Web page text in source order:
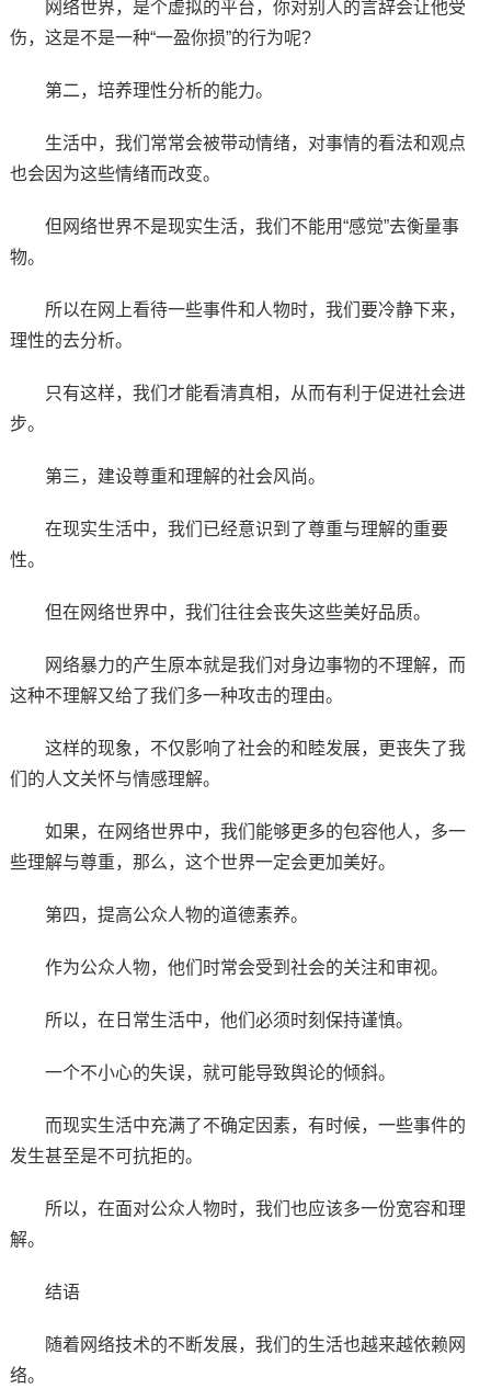
网络世界，是个虚拟的平台，你对别人的言辞会让他受
伤，这是不是一种“一盈你损”的行为呢?
第二，培养理性分析的能力。
生活中，我们常常会被带动情绪，对事情的看法和观点
也会因为这些情绪而改变。
但网络世界不是现实生活，我们不能用“感觉”去衡量事
物。
所以在网上看待一些事件和人物时，我们要冷静下来，
理性的去分析。
只有这样，我们才能看清真相，从而有利于促进社会进
步。
第三，建设尊重和理解的社会风尚。
在现实生活中，我们已经意识到了尊重与理解的重要
性。
但在网络世界中，我们往往会丧失这些美好品质。
网络暴力的产生原本就是我们对身边事物的不理解，而
这种不理解又给了我们多一种攻击的理由。
这样的现象，不仅影响了社会的和睦发展，更丧失了我
们的人文关怀与情感理解。
如果，在网络世界中，我们能够更多的包容他人，多一
些理解与尊重，那么，这个世界一定会更加美好。
第四，提高公众人物的道德素养。
作为公众人物，他们时常会受到社会的关注和审视。
所以，在日常生活中，他们必须时刻保持谨慎。
一个不小心的失误，就可能导致舆论的倾斜。
而现实生活中充满了不确定因素，有时候，一些事件的
发生甚至是不可抗拒的。
所以，在面对公众人物时，我们也应该多一份宽容和理
解。
结语
随着网络技术的不断发展，我们的生活也越来越依赖网
络。